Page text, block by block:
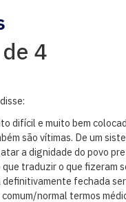
4
disse:
difícil e muito bem
são vítimas. De um
a dignidade do povo
traduzir o que fizeram
fechada
normal termos